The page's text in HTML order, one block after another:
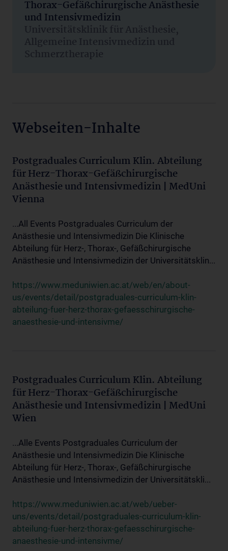
Thorax-Gefäßchirurgische Anästhesie
und Intensivmedizin
Universitätsklinik für Anästhesie,
Allgemeine Intensivmedizin und
Schmerztherapie
Webseiten-Inhalte
Postgraduales Curriculum Klin. Abteilung
für Herz-Thorax-Gefäßchirurgische
Anästhesie und Intensivmedizin | MedUni
Vienna
...All Events Postgraduales Curriculum der
Anästhesie und Intensivmedizin Die Klinische
Abteilung für Herz-, Thorax-, Gefäßchirurgische
Anästhesie und Intensivmedizin der Universitätsklin...
https://www.meduniwien.ac.at/web/en/about-
us/events/detail/postgraduales-curriculum-klin-
abteilung-fuer-herz-thorax-gefaesschirurgische-
anaesthesie-und-intensivme/
Postgraduales Curriculum Klin. Abteilung
für Herz-Thorax-Gefäßchirurgische
Anästhesie und Intensivmedizin | MedUni
Wien
...Alle Events Postgraduales Curriculum der
Anästhesie und Intensivmedizin Die Klinische
Abteilung für Herz-, Thorax-, Gefäßchirurgische
Anästhesie und Intensivmedizin der Universitätskli...
https://www.meduniwien.ac.at/web/ueber-
uns/events/detail/postgraduales-curriculum-klin-
abteilung-fuer-herz-thorax-gefaesschirurgische-
anaesthesie-und-intensivme/